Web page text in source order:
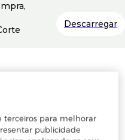
se registar ou
Descarregar
terceiros para melhorar
publicidade